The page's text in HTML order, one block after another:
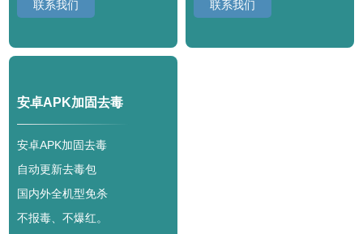
联系我们 联系我们
安卓APK加固去毒
安卓APK加固去毒
自动更新去毒包
国内外全机型免杀
不报毒、不爆红。